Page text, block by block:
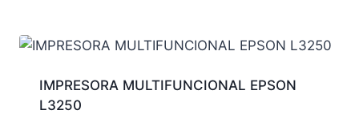
IMPRESORA MULTIFUNCIONAL EPSON
L3250